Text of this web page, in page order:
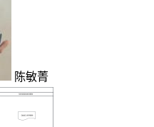
陈敏菁